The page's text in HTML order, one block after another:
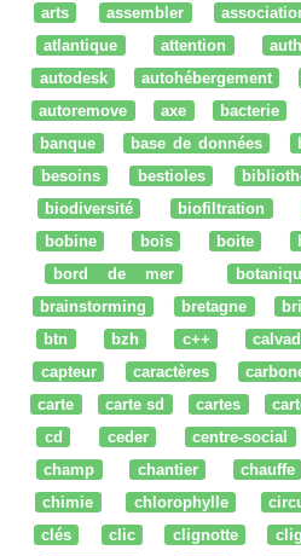
arts
assembler
atlantique
attention
autodesk
autohébergement
autoremove
axe bacterie
banque
base de données
besoins
bestioles
biodiversité
biofiltration
bobine
bois boite
bord de mer
brainstorming
bretagne
btn
bzh c++
capteur
caractères
carte
carte sd cartes
cd
ceder centre-social
champ
chantier chauffe
chimie
chlorophylle
clés
clic clignotte